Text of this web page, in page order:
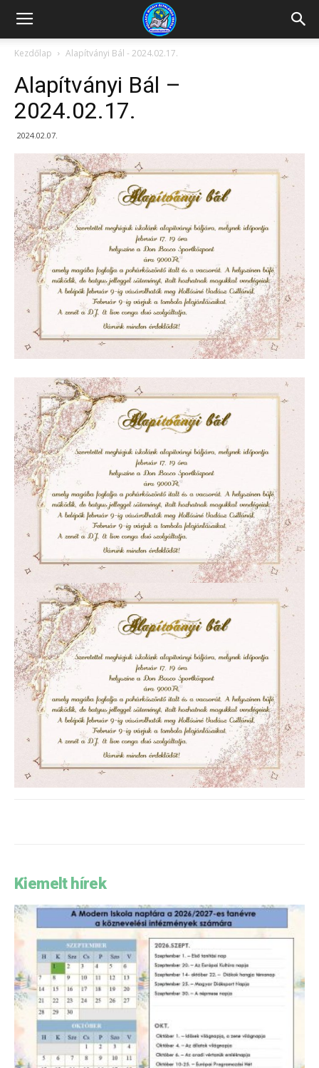
Kazincbarcikai
Pollack
Mihály
Általános
Iskola
Kezdőlap Alapítványi Bál - 2024.02.17.
Alapítványi Bál –
2024.02.17.
2024.02.07.
Kiemelt hírek